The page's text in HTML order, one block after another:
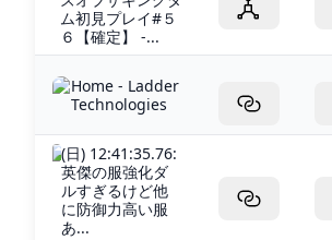
ム初見プレイ#５
６【確定】 -...
Home - Ladder
Technologies
(日) 12:41:35.76:
英傑の服強化ダ
ルすぎるけど他
に防御力高い服
あ...